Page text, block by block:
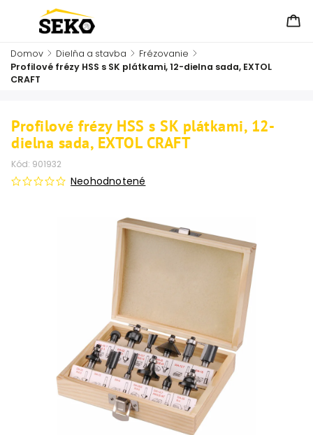
Domov / Dielňa a stavba / Frézovanie /
Profilové frézy HSS s SK plátkami, 12-dielna sada, EXTOL
CRAFT
Profilové frézy HSS s SK plátkami, 12-
dielna sada, EXTOL CRAFT
Kód: 901932
Neohodnotené